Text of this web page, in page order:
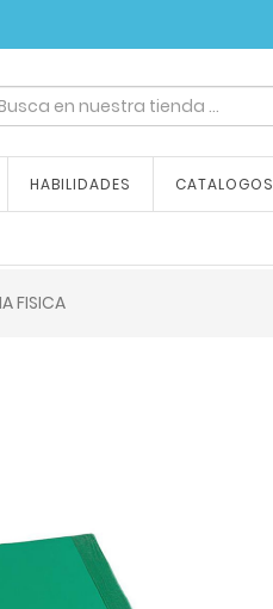
tu emoción
HABILIDADES CATALOGOS
FISICA